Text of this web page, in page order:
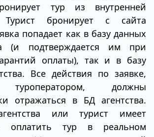
тур из внутренней
Турист бронирует с сайта
попадает как в базу данных
(и подтверждается им при
оплаты), так и в базу
Все действия по заявке,
туроператором, должны
отражаться в БД агентства.
или турист имеет
оплатить тур в реальном